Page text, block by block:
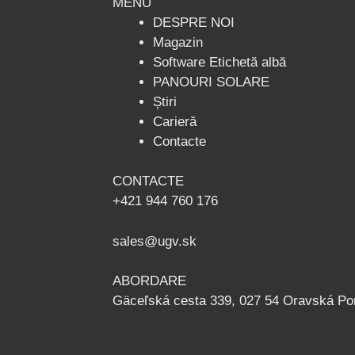
DESPRE NOI
Magazin
Software Etichetă albă
PANOURI SOLARE
Știri
Carieră
Contacte
CONTACTE
+421 944 760 176
sales@ugv.sk
ABORDARE
Gäceľská cesta 339, 027 54 Oravská